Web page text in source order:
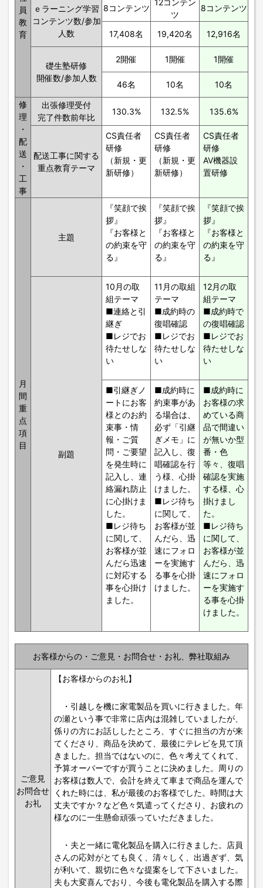
員
教
育
ｅラーニング学習
コンテンツ数/参加
人数
8コンテンツ
12コンテン
ツ
8コンテンツ
17,408名 19,420名 12,916名
礎生塾研修
開催数/参加人数
2開催 1開催 1開催
46名 10名
10名
修
理
・
配
送
・
工
事
出張修理受付
完了件数前年比
130.3% 132.5% 135.6%
配送工事に関する
重点教育テーマ
CS責任者
研修
（新規・更
新研修）
CS責任者
研修
（新規・更
新研修）
CS責任者
研修
AV機器設
置研修
月
間
重
点
項
目
主題
『笑顔で挨
拶』
『お客様と
の約束を守
る』
『笑顔で挨
拶』
『お客様と
の約束を守
る』
『笑顔で挨
拶』
『お客様と
の約束を守
る』
副題
10月の取
組テーマ
■連絡と引
継ぎ
■レジでお
待たせしな
い
11月の取組
テーマ
■成約時の
復唱確認
■レジでお
待たせしな
い
12月の取
組テーマ
■成約時で
の復唱確認
■レジでお
待たせしな
い
■引継ぎノ
ートにお客
様とのお約
束事・情
報・ご質
問・ご要望
を発生時に
記入し、連
絡漏れ防止
に心掛けま
した。
■レジ待ち
に関して、
お客様が並
んだら迅速
に対応する
事を心掛け
ました。
■成約時に
約束事があ
る場合は、
必ず「引継
ぎメモ」に
記入し、復
唱確認を行
う様、心掛
けました。
■レジ待ち
に関して、
お客様が並
んだら、迅
速にフォロ
ーを実施す
る事を心掛
けました。
■成約時に
お客様の求
めている商
品で間違い
が無いか型
番・色
等々、復唱
確認を実施
する様、心
掛けまし
た。
■レジ待ち
に関して、
お客様が並
んだら、迅
速にフォロ
ーを実施す
る事を心掛
けました。
お客様からの・ご意見・お問合せ・お礼、弊社取組み
ご意見
お問合せ
お礼
【お客様からのお礼】
・引越しを機に家電製品を買いに行きました。年
の瀬という事で非常に店内は混雑していましたが、
係りの方にお話ししたところ、すぐに担当の方が来
てくださり、商品を決めて、最後にテレビを見て頂
きました。担当ではないのに、色々考えてくれて、
予算オーバーですが買うことに決めました。周りの
お客様は数人で、会計を終えて車まで商品を運んで
くれた時には、私が最後のお客様でした。時間は大
丈夫ですか？など色々気遣ってくださり、お疲れの
様なのに一生懸命頑張っていただきました。
・夫と一緒に電化製品を購入に行きました。店員
さんの応対がとても良く、清々しく、出過ぎず、気
が利いて、親切に色々な提案をして下さいました。
夫も大変喜んでおり、今後も電化製品を購入する際